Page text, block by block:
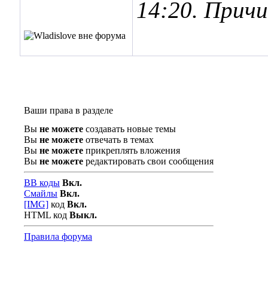
14:20.
Ваши права в разделе
Вы не можете создавать новые темы
Вы не можете отвечать в темах
Вы не можете прикреплять вложения
Вы не можете редактировать свои сообщения
BB коды Вкл.
Смайлы Вкл.
[IMG] код Вкл.
HTML код Выкл.
Правила форума